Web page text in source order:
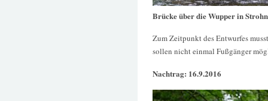
Brücke über die Wupper in Strohn
Zum Zeitpunkt des Entwurfes
sollen nicht einmal Fußgänger
Nachtrag: 16.9.2016